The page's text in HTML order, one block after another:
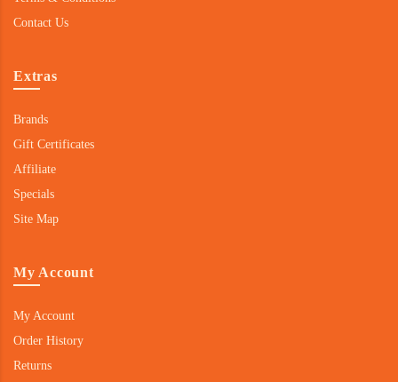
Contact Us
Extras
Brands
Gift Certificates
Affiliate
Specials
Site Map
My Account
My Account
Order History
Returns